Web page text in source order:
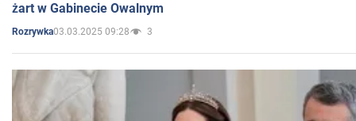
żart w Gabinecie Owalnym
Rozrywka03.03.2025 09:28 3